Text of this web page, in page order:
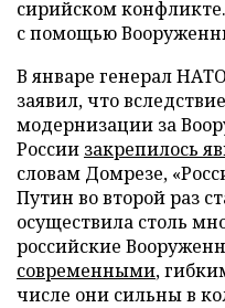
сирийском
с помощью
В январе генерал
заявил, что
модернизации за
России закрепилось
словам Домрезе,
Путин во второй раз
осуществила столь
российские
современными,
числе они сильны в